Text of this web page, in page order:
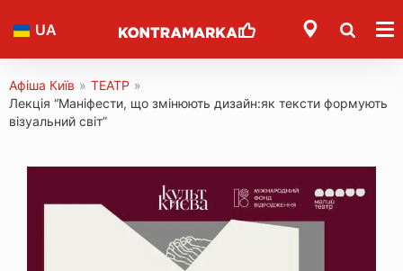
UA
Афіша Київ » ТЕАТР »
Лекція “Маніфести, що змінюють дизайн:як тексти формують
візуальний світ”